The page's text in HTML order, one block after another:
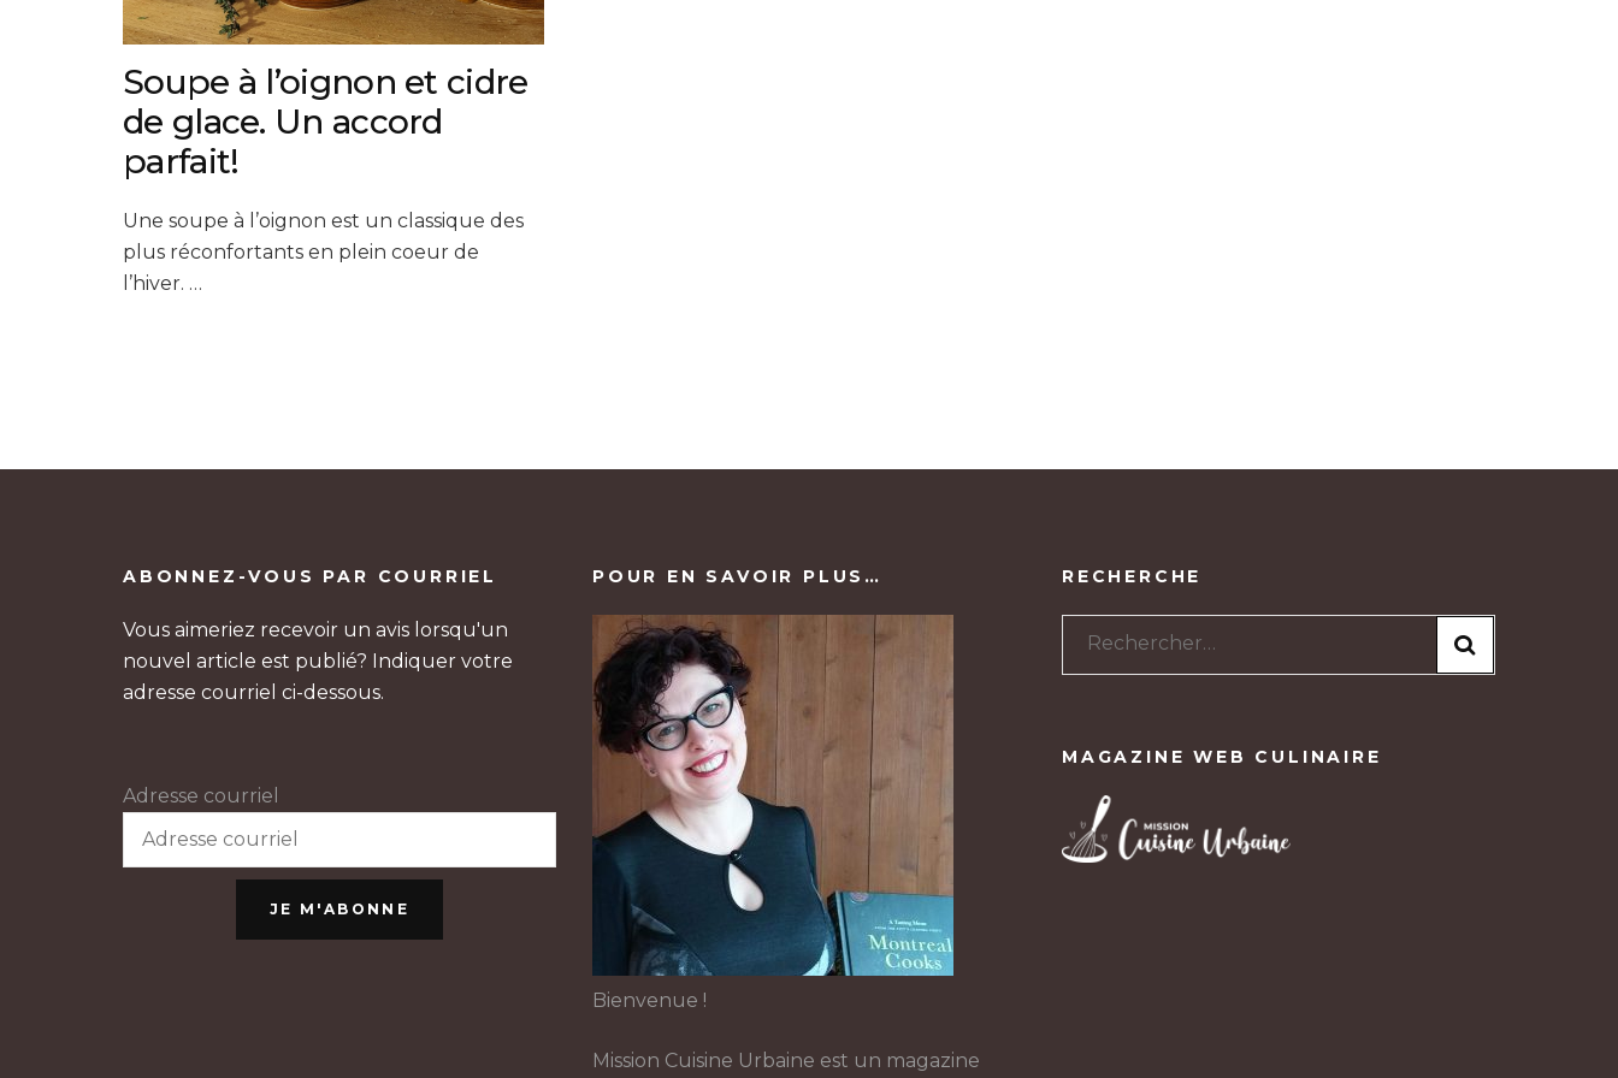
Soupe à l’oignon et cidre
de glace. Un accord
parfait!
Une soupe à l’oignon est un classique des
plus réconfortants en plein coeur de
l’hiver. …
ABONNEZ-VOUS PAR COURRIEL
Vous aimeriez recevoir un avis lorsqu'un
nouvel article est publié? Indiquer votre
adresse courriel ci-dessous.
Adresse courriel
JE M'ABONNE
POUR EN SAVOIR PLUS…
Bienvenue !
Mission Cuisine Urbaine est un magazine
RECHERCHE
Rechercher :
MAGAZINE WEB CULINAIRE